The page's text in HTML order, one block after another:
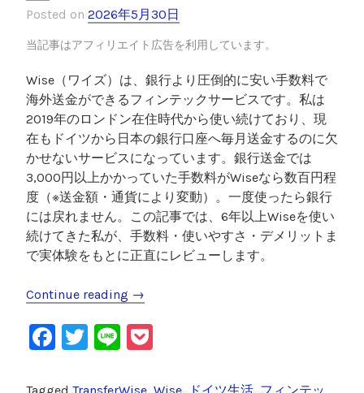
Posted on 2026年5月30日
当記事はアフィリエイト広告を利用しています。
Wise（ワイズ）は、銀行より圧倒的に安い手数料で
海外送金ができるフィンテックサービスです。私は
2019年のロンドン在住時代から使い続けており、現
在もドイツから日本の銀行口座へ毎月送金するのに欠
かせないサービスになっています。銀行送金では
3,000円以上かかっていた手数料がWiseなら数百円程
度（※送金額・通貨により変動）。一度使ったら銀行
には戻れません。この記事では、6年以上Wiseを使い
続けてきた私が、手数料・使いやすさ・デメリットま
で実体験をもとに正直にレビューします。
Continue reading “
i
s
→
F
T
Li